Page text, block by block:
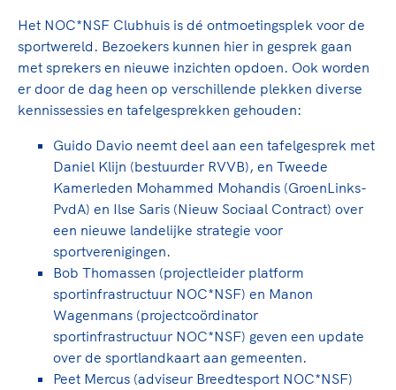
ongewenst gedrag.
Lees verder
Het NOC*NSF Clubhuis is dé ontmoetingsplek voor de
sportwereld. Bezoekers kunnen hier in gesprek gaan
met sprekers en nieuwe inzichten opdoen. Ook worden
er door de dag heen op verschillende plekken diverse
kennissessies en tafelgesprekken gehouden:
Guido Davio neemt deel aan een tafelgesprek met
Daniel Klijn (bestuurder RVVB), en Tweede
Kamerleden Mohammed Mohandis (GroenLinks-
PvdA) en Ilse Saris (Nieuw Sociaal Contract) over
een nieuwe landelijke strategie voor
sportverenigingen.
Bob Thomassen (projectleider platform
sportinfrastructuur NOC*NSF) en Manon
Wagenmans (projectcoördinator
sportinfrastructuur NOC*NSF) geven een update
over de sportlandkaart aan gemeenten.
Peet Mercus (adviseur Breedtesport NOC*NSF)